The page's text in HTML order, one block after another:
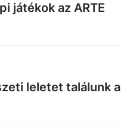
játékok az ARTE
leletet találunk a